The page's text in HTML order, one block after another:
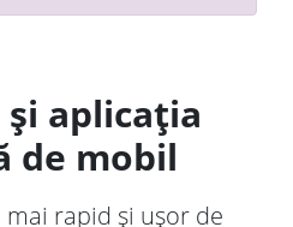
aplicația
de mobil
mai rapid și ușor de